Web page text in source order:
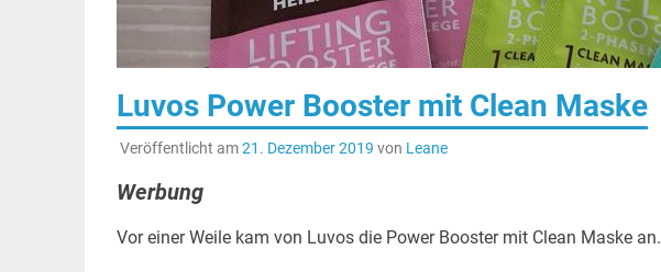
Luvos Power Booster mit Clean Maske
Veröffentlicht am21. Dezember 2019 von Leane
Werbung
Vor einer Weile kam von Luvos die Power Booster mit Clean Maske an.